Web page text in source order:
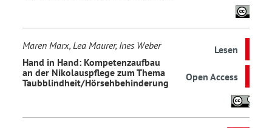
Maren Marx, Lea Maurer, Ines Weber
Hand in Hand: Kompetenzaufbau
an der Nikolauspflege zum Thema
Taubblindheit/Hörsehbehinderung
Lesen
Open Access